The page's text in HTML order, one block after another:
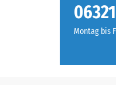
trittelastisch.
erscheint
frisches,
Montag bis